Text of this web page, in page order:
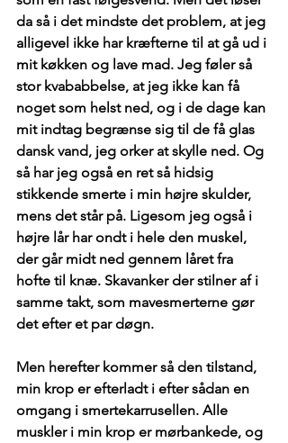
da så i det mindste det problem, at jeg
alligevel ikke har kræfterne til at gå ud i
mit køkken og lave mad. Jeg føler så
stor kvababbelse, at jeg ikke kan få
noget som helst ned, og i de dage kan
mit indtag begrænse sig til de få glas
dansk vand, jeg orker at skylle ned. Og
så har jeg også en ret så hidsig
stikkende smerte i min højre skulder,
mens det står på. Ligesom jeg også i
højre lår har ondt i hele den muskel,
der går midt ned gennem låret fra
hofte til knæ. Skavanker der stilner af i
samme takt, som mavesmerterne gør
det efter et par døgn.
Men herefter kommer så den tilstand,
min krop er efterladt i efter sådan en
omgang i smertekarrusellen. Alle
muskler i min krop er mørbankede, og